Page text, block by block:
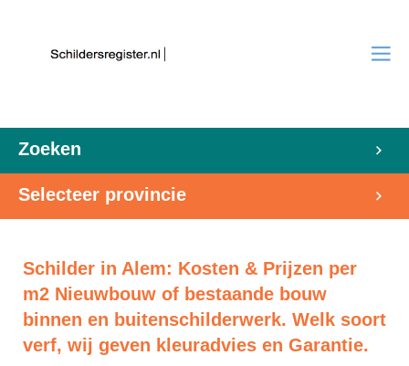
Zoeken
Selecteer provincie
Schilder in Alem: Kosten & Prijzen per
m2 Nieuwbouw of bestaande bouw
binnen en buitenschilderwerk. Welk soort
verf, wij geven kleuradvies en Garantie.